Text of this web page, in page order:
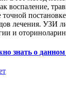
воспаление,
точной
лечения. УЗИ
и
знать о данном